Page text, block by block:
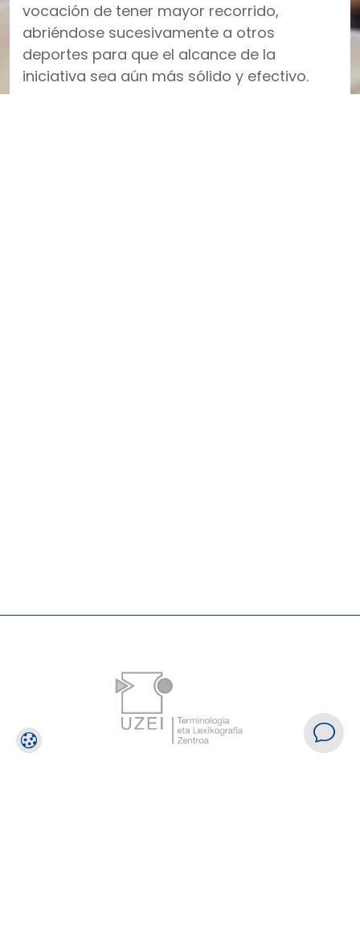
vocación de tener mayor recorrido,
abriéndose sucesivamente a otros
deportes para que el alcance de la
iniciativa sea aún más sólido y efectivo.